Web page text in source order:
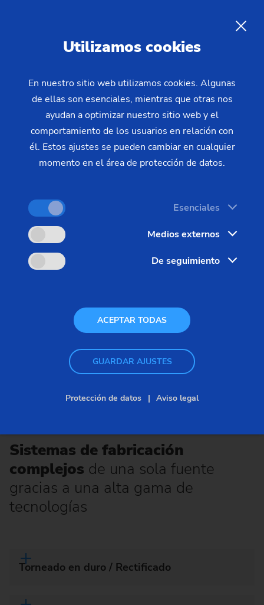
Sectores y soluciones
Piezas
Brakes, Clutch & Chassis
Disco de freno
Disco de freno
Disco de freno
Sistemas de fabricación
complejos de una sola fuente
gracias a una alta gama de
tecnologías
Torneado en duro / Rectificado
Utilizamos cookies
En nuestro sitio web utilizamos cookies. Algunas
de ellas son esenciales, mientras que otras nos
ayudan a optimizar nuestro sitio web y el
comportamiento de los usuarios en relación con
él. Estos ajustes se pueden cambiar en cualquier
momento en el área de protección de datos.
Esenciales
Medios externos
De seguimiento
ACEPTAR TODAS
GUARDAR AJUSTES
Protección de datos Aviso legal